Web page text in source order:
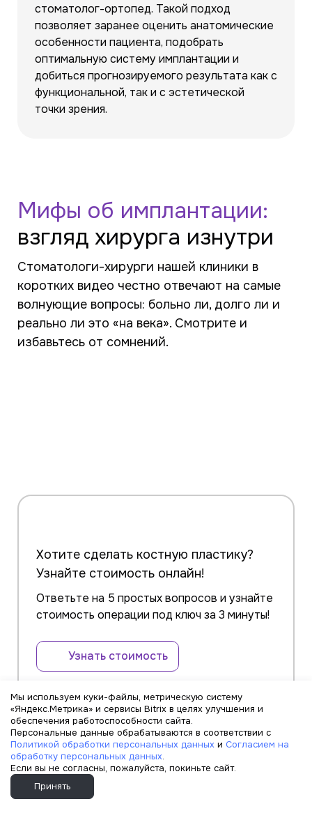
стоматолог-ортопед. Такой подход
позволяет заранее оценить анатомические
особенности пациента, подобрать
оптимальную систему имплантации и
добиться прогнозируемого результата как с
функциональной, так и с эстетической
точки зрения.
Мифы об имплантации:
взгляд хирурга изнутри
Стоматологи-хирурги нашей клиники в
коротких видео честно отвечают на самые
волнующие вопросы: больно ли, долго ли и
реально ли это «на века». Смотрите и
избавьтесь от сомнений.
Хотите сделать костную пластику?
Узнайте стоимость онлайн!
Ответьте на 5 простых вопросов и узнайте
стоимость операции под ключ за 3 минуты!
Узнать стоимость
Результатылечения
наших пациентов
Мы используем куки-файлы, метрическую систему
«Яндекс.Метрика» и сервисы Bitrix в целях улучшения и
обеспечения работоспособности сайта.
Персональные данные обрабатываются в соответствии с
Политикой обработки персональных данных и Согласием на
обработку персональных данных.
Если вы не согласны, пожалуйста, покиньте сайт.
Принять